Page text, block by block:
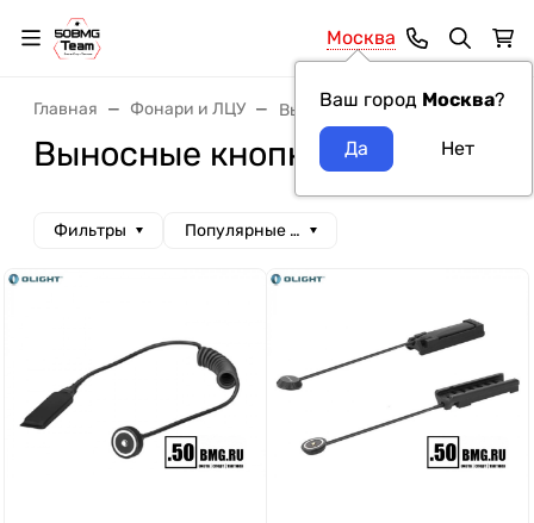
Москва
Ваш город Москва?
Главная Фонари и ЛЦУ Выносные кнопки
Выносные кнопки
Фильтры Популярные сначала